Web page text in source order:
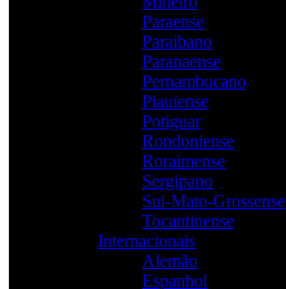
Paraense
Paraibano
Paranaense
Pernambucano
Piauiense
Potiguar
Rondoniense
Roraimense
Sergipano
Sul-Mato-Grossense
Tocantinense
Internacionais
Alemão
Espanhol